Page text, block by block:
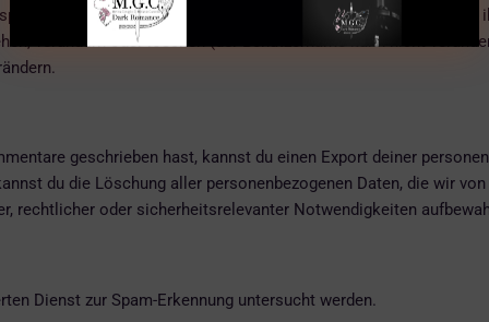
wir zusätzlich die persönlichen Informationen, die sie in
verändern oder löschen (der Benutzername kann nicht
geschrieben hast, kannst du einen Export deiner
du die Löschung aller personenbezogenen Daten, die wir
rechtlicher oder sicherheitsrelevanter Notwendigkeiten
Dienst zur Spam-Erkennung untersucht werden.